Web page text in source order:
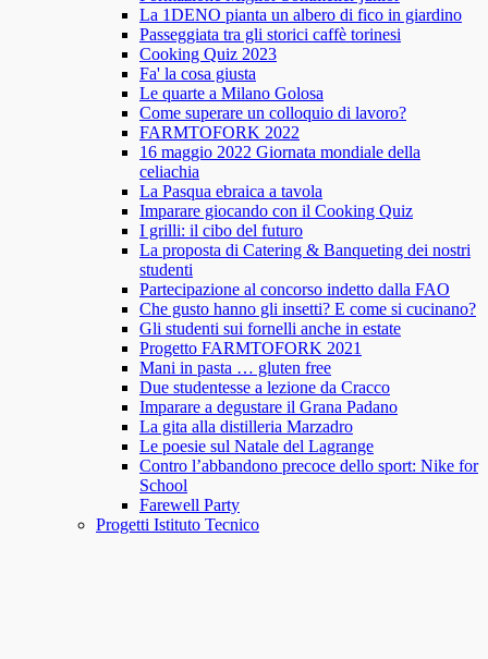
La 1DENO pianta un albero di fico in giardino
Passeggiata tra gli storici caffè torinesi
Cooking Quiz 2023
Fa' la cosa giusta
Le quarte a Milano Golosa
Come superare un colloquio di lavoro?
FARMTOFORK 2022
16 maggio 2022 Giornata mondiale della
celiachia
La Pasqua ebraica a tavola
Imparare giocando con il Cooking Quiz
I grilli: il cibo del futuro
La proposta di Catering & Banqueting dei nostri
studenti
Partecipazione al concorso indetto dalla FAO
Che gusto hanno gli insetti? E come si cucinano?
Gli studenti sui fornelli anche in estate
Progetto FARMTOFORK 2021
Mani in pasta … gluten free
Due studentesse a lezione da Cracco
Imparare a degustare il Grana Padano
La gita alla distilleria Marzadro
Le poesie sul Natale del Lagrange
Contro l’abbandono precoce dello sport: Nike for
School
Farewell Party
Progetti Istituto Tecnico